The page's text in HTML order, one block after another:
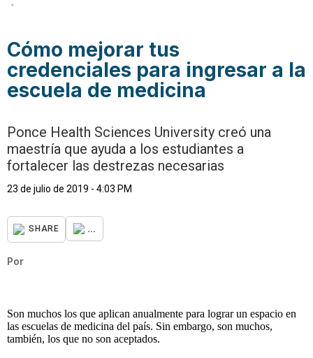
Cómo mejorar tus
credenciales para ingresar a la
escuela de medicina
Ponce Health Sciences University creó una
maestría que ayuda a los estudiantes a
fortalecer las destrezas necesarias
23 de julio de 2019 - 4:03 PM
SHARE ...
Por
Son muchos los que aplican anualmente para lograr un espacio en
las escuelas de medicina del país. Sin embargo, son muchos,
también, los que no son aceptados.